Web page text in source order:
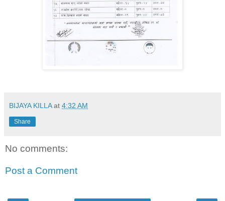
BIJAYA KILLAat 4:32 AM
Share
No comments:
Post a Comment